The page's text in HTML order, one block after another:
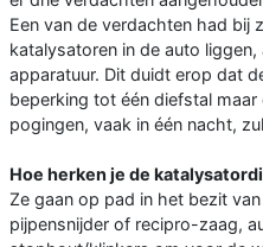
Een van de verdachten had bij
katalysatoren in de auto
apparatuur. Dit duidt erop dat
beperking tot één diefstal maar
pogingen, vaak in één nacht,
Hoe herken je de
Ze gaan op pad in het bezit
pijpensnijder of recipro-zaag,